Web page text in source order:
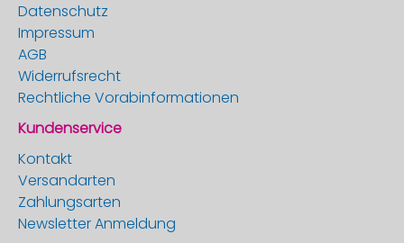
Datenschutz
Impressum
AGB
Widerrufsrecht
Rechtliche Vorabinformationen
Kundenservice
Kontakt
Versandarten
Zahlungsarten
Newsletter Anmeldung